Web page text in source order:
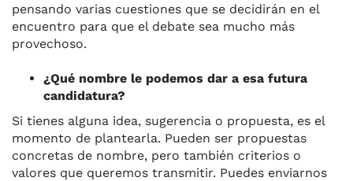
pensando varias cuestiones que se decidirán en el
encuentro para que el debate sea mucho más
provechoso.
¿Qué nombre le podemos dar a esa futura
candidatura?
Si tienes alguna idea, sugerencia o propuesta, es el
momento de plantearla. Pueden ser propuestas
concretas de nombre, pero también criterios o
valores que queremos transmitir. Puedes enviarnos